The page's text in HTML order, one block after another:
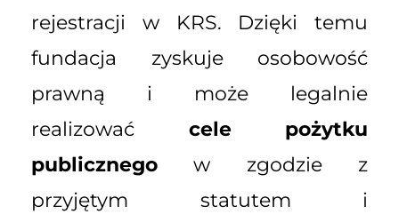
rejestracji w KRS. Dzięki temu
fundacja zyskuje osobowość
prawną i może legalnie
realizować cele pożytku
publicznego w zgodzie z
przyjętym statutem i